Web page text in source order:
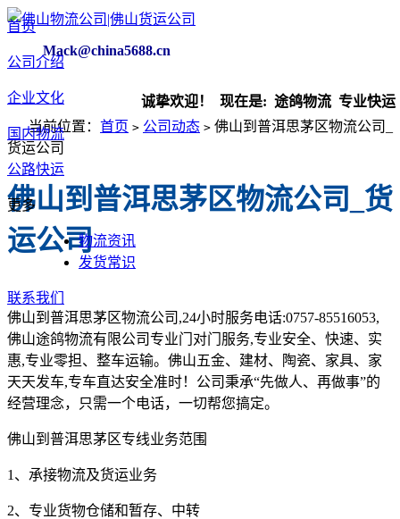
Mack@china5688.cn
诚挚欢迎！ 现在是:途鸽物流 专业快运
首页
公司介绍
企业文化
国内物流
公路快运
更多
物流资讯
发货常识
联系我们
当前位置： 首页 > 公司动态 > 佛山到普洱思茅区物流公司_
货运公司
佛山到普洱思茅区物流公司_货
运公司
佛山到普洱思茅区物流公司,24小时服务电话:0757-85516053,
佛山途鸽物流有限公司专业门对门服务,专业安全、快速、实
惠,专业零担、整车运输。佛山五金、建材、陶瓷、家具、家
天天发车,专车直达安全准时！公司秉承“先做人、再做事”的
经营理念，只需一个电话，一切帮您搞定。
佛山到普洱思茅区专线业务范围
1、承接物流及货运业务
2、专业货物仓储和暂存、中转